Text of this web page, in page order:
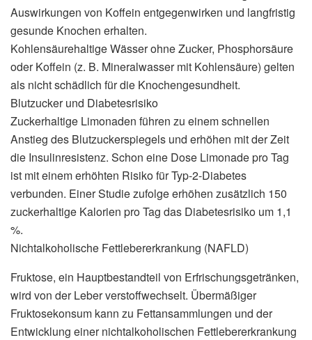
Auswirkungen von Koffein entgegenwirken und langfristig
gesunde Knochen erhalten.
Kohlensäurehaltige Wässer ohne Zucker, Phosphorsäure
oder Koffein (z. B. Mineralwasser mit Kohlensäure) gelten
als nicht schädlich für die Knochengesundheit.
Blutzucker und Diabetesrisiko
Zuckerhaltige Limonaden führen zu einem schnellen
Anstieg des Blutzuckerspiegels und erhöhen mit der Zeit
die Insulinresistenz. Schon eine Dose Limonade pro Tag
ist mit einem erhöhten Risiko für Typ-2-Diabetes
verbunden. Einer Studie zufolge erhöhen zusätzlich 150
zuckerhaltige Kalorien pro Tag das Diabetesrisiko um 1,1
%.
Nichtalkoholische Fettlebererkrankung (NAFLD)
Fruktose, ein Hauptbestandteil von Erfrischungsgetränken,
wird von der Leber verstoffwechselt. Übermäßiger
Fruktosekonsum kann zu Fettansammlungen und der
Entwicklung einer nichtalkoholischen Fettlebererkrankung